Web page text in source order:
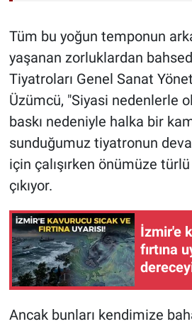
Tüm bu yoğun temponun
yaşanan zorluklardan
Tiyatroları Genel Sanat
Üzümcü, "Siyasi nedenlerle
baskı nedeniyle halka bir
sunduğumuz tiyatronun
için çalışırken önümüze
çıkıyor.
İzmir'e
fırtına
Ancak bunları kendimize